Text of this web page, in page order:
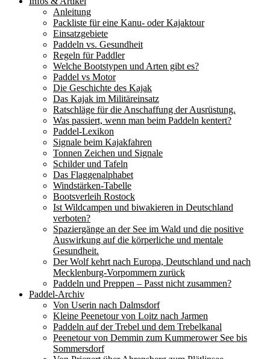
Anleitung
Packliste für eine Kanu- oder Kajaktour
Einsatzgebiete
Paddeln vs. Gesundheit
Regeln für Paddler
Welche Bootstypen und Arten gibt es?
Paddel vs Motor
Die Geschichte des Kajak
Das Kajak im Militäreinsatz
Ratschläge für die Anschaffung der Ausrüstung.
Was passiert, wenn man beim Paddeln kentert?
Paddel-Lexikon
Signale beim Kajakfahren
Tonnen Zeichen und Signale
Schilder und Tafeln
Das Flaggenalphabet
Windstärken-Tabelle
Bootsverleih Rostock
Ist Wildcampen und biwakieren in Deutschland
verboten?
Spaziergänge an der See im Wald und die positive
Auswirkung auf die körperliche und mentale
Gesundheit.
Der Wolf kehrt nach Europa, Deutschland und nach
Mecklenburg-Vorpommern zurück
Paddeln und Preppen – Passt nicht zusammen?
Paddel-Archiv
Von Userin nach Dalmsdorf
Kleine Peenetour von Loitz nach Jarmen
Paddeln auf der Trebel und dem Trebelkanal
Peenetour von Demmin zum Kummerower See bis
Sommersdorf